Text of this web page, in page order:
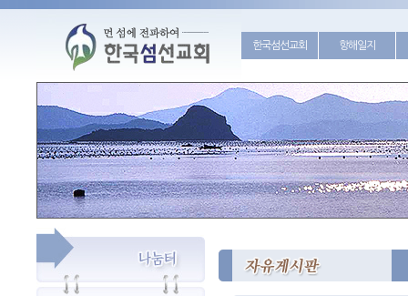
한국섬선교회 항해일지